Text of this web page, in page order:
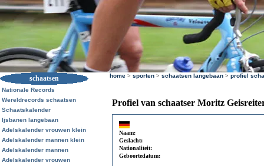
schaatsen
Nationale Records
Wereldrecords schaatsen
Schaatskalender
Ijsbanen langebaan
Adelskalender vrouwen klein
Adelskalender mannen klein
Adelskalender mannen
Adelskalender vrouwen
home > sporten > schaatsen langebaan > profiel
Profiel van schaatser Moritz
Naam:
Geslacht:
Nationaliteit:
Geboortedatum: